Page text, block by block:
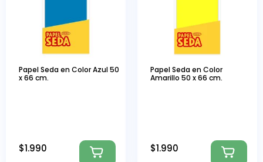
Papel Seda en Color Azul 50
x 66 cm.
$1.990
Papel Seda en Color
Amarillo 50 x 66 cm.
$1.990